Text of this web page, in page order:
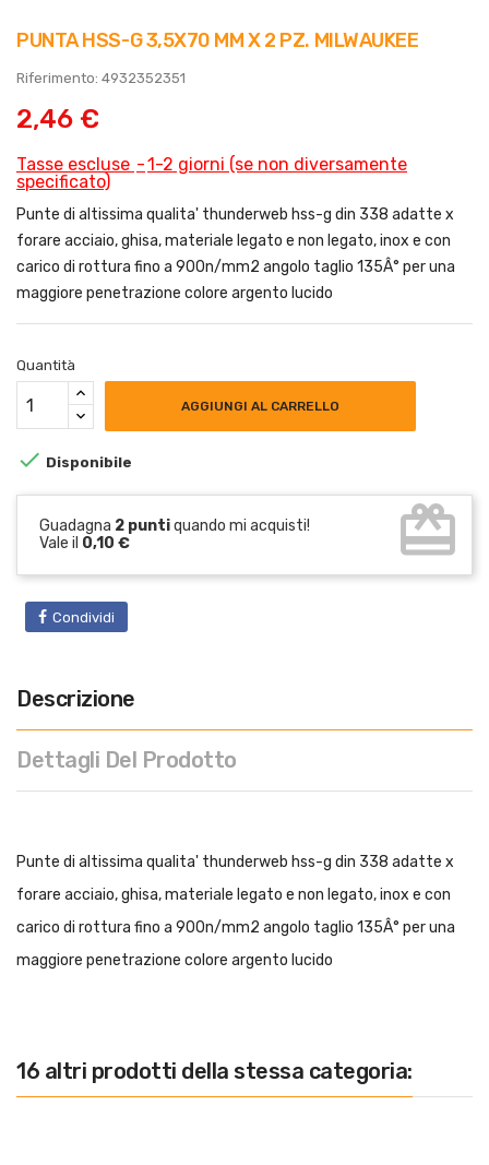
PUNTA HSS-G 3,5X70 MM X 2 PZ. MILWAUKEE
Riferimento: 4932352351
2,46 €
Tasse escluse
1-2 giorni (se non diversamente
specificato)
Punte di altissima qualita' thunderweb hss-g din 338 adatte x
forare acciaio, ghisa, materiale legato e non legato, inox e con
carico di rottura fino a 900n/mm2 angolo taglio 135Â° per una
maggiore penetrazione colore argento lucido
Quantità
AGGIUNGI AL CARRELLO
 Disponibile
Guadagna 2 puntiquando mi acquisti!
Vale il 0,10 € card_giftcard
Condividi
Descrizione
Dettagli Del Prodotto
Punte di altissima qualita' thunderweb hss-g din 338 adatte x
forare acciaio, ghisa, materiale legato e non legato, inox e con
carico di rottura fino a 900n/mm2 angolo taglio 135Â° per una
maggiore penetrazione colore argento lucido
16 altri prodotti della stessa categoria: